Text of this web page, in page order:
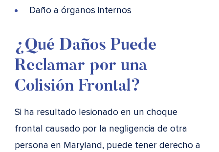
Daño a órganos internos
¿Qué Daños Puede
Reclamar por una
Colisión Frontal?
Si ha resultado lesionado en un choque
frontal causado por la negligencia de otra
persona en Maryland, puede tener derecho a